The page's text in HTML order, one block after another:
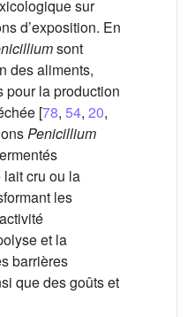
sur
d’exposition. En
sont
des aliments,
pour la production
[78, 54, 20,
Penicillium
cru ou la
les
et la
barrières
que des goûts et